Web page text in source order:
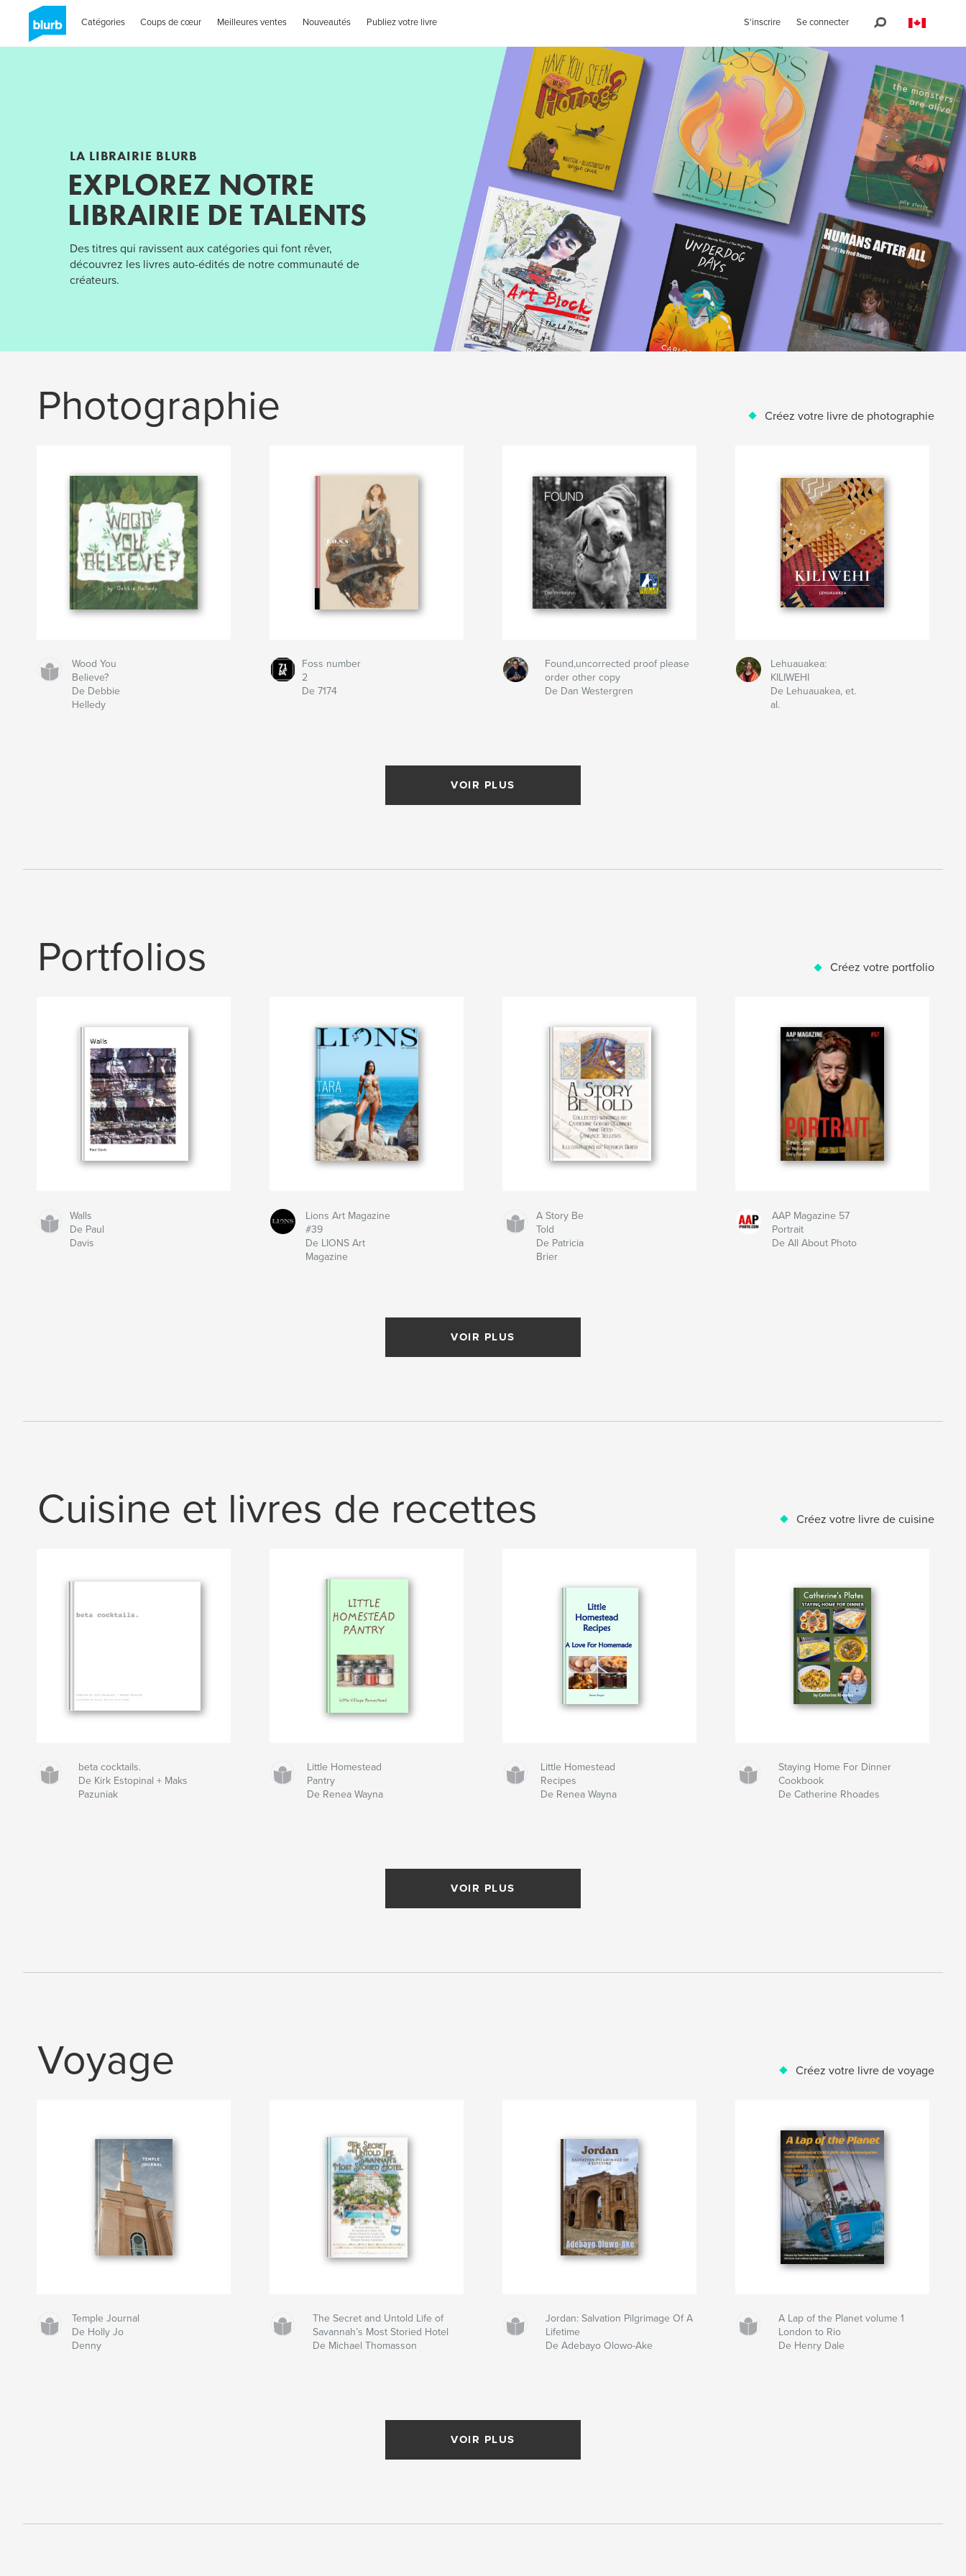
Catégories Coups de cœur Meilleures ventes Nouveautés Publiez votre livre S'inscrire Se connecter
LA LIBRAIRIE BLURB
EXPLOREZ NOTRE
LIBRAIRIE DE TALENTS
Des titres qui ravissent aux catégories qui font rêver,
découvrez les livres auto-édités de notre communauté de
créateurs.
Photographie Créez votre livre de photographie
Wood You
Believe?
De Debbie
Helledy
Foss number
2
De 7174
Found,uncorrected proof please
order other copy
De Dan Westergren
Lehuauakea:
KILIWEHI
De Lehuauakea, et.
al.
VOIR PLUS
Portfolios Créez votre portfolio
Walls
De Paul
Davis
Lions Art Magazine
#39
De LIONS Art
Magazine
A Story Be
Told
De Patricia
Brier
AAP Magazine 57
Portrait
De All About Photo
VOIR PLUS
Cuisine et livres de recettes Créez votre livre de cuisine
beta cocktails.
De Kirk Estopinal + Maks
Pazuniak
Little Homestead
Pantry
De Renea Wayna
Little Homestead
Recipes
De Renea Wayna
Staying Home For Dinner
Cookbook
De Catherine Rhoades
VOIR PLUS
Voyage Créez votre livre de voyage
Temple Journal
De Holly Jo
Denny
The Secret and Untold Life of
Savannah’s Most Storied Hotel
De Michael Thomasson
Jordan: Salvation Pilgrimage Of A
Lifetime
De Adebayo Olowo-Ake
A Lap of the Planet volume 1
London to Rio
De Henry Dale
VOIR PLUS